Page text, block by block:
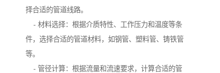
择合适的管道线路。
- 材料选择：根据介质特性、工作压力和温度等条
件，选择合适的管道材料，如钢管、塑料管、铸铁管
等。
- 管径计算：根据流量和流速要求，计算合适的管